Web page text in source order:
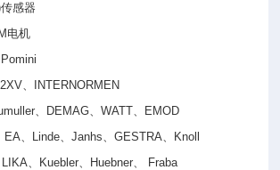
传感器
电机
Pomini
、
INTERNORMEN
、 DEMAG、WATT、
EMOD
EA、 Linde、Janhs、GESTRA、
Knoll
LIKA、 Kuebler、 Huebner、
Fraba